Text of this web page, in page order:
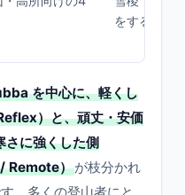
をする上級
を中心に、軽くし
）と、頑丈・安価
さに強くした側
Remote）が枝分かれ